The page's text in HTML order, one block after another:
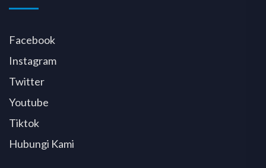
Facebook
Instagram
Twitter
Youtube
Tiktok
Hubungi Kami